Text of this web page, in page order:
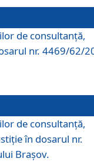
de consultanţă,
nr. 4469/62/
de consultanţă,
în dosarul nr.
Braşov.